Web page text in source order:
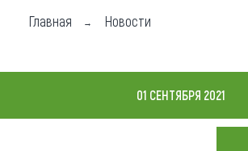
Где остановиться
Главная Новости
01 СЕНТЯБРЯ 2021